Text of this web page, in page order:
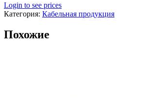
Login to see prices
Категория: Кабельная продукция
Похожие